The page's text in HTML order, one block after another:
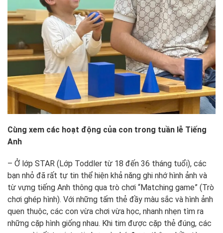
Cùng xem các hoạt động của con trong tuần lễ Tiếng
Anh
– Ở lớp STAR (Lớp Toddler từ 18 đến 36 tháng tuổi), các
bạn nhỏ đã rất tự tin thể hiện khả năng ghi nhớ hình ảnh và
từ vựng tiếng Anh thông qua trò chơi “Matching game” (Trò
chơi ghép hình). Với những tấm thẻ đầy màu sắc và hình ảnh
quen thuộc, các con vừa chơi vừa học, nhanh nhẹn tìm ra
những cặp hình giống nhau. Khi tim được cặp thẻ đúng, các